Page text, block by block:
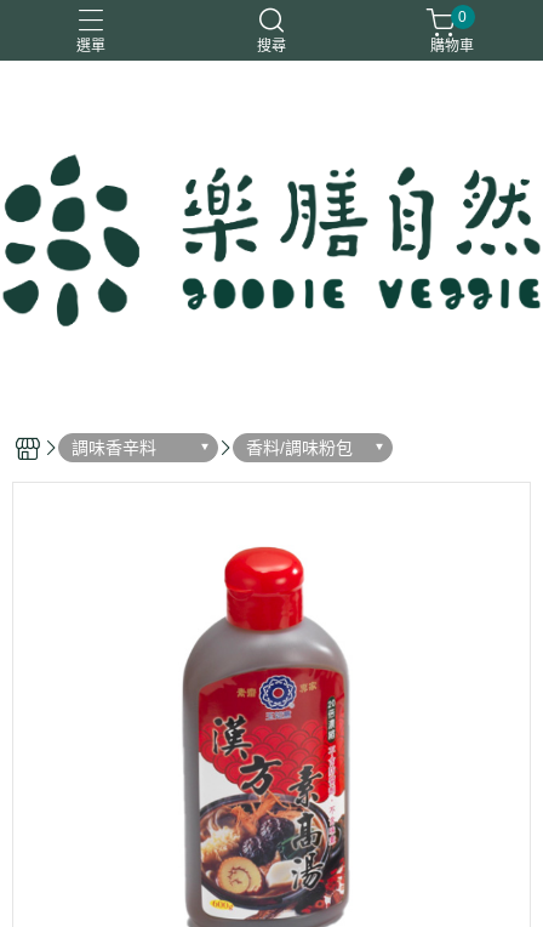
選單 搜尋
一樂鶴
0
購物車
調味香辛料 香料/調味粉包